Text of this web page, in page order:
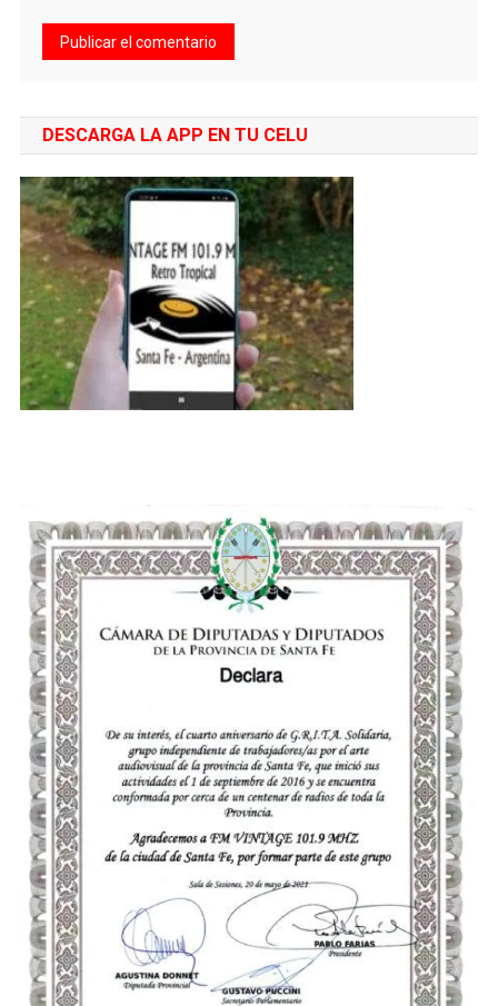
DESCARGA LA APP EN TU CELU